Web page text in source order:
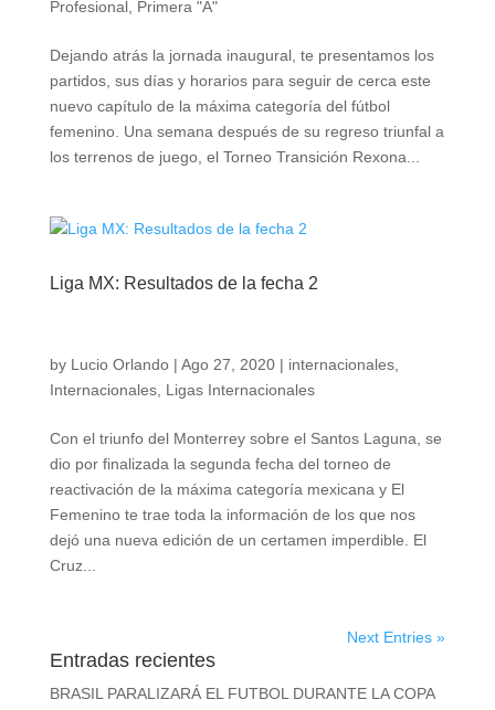
Profesional, Primera "A"
Dejando atrás la jornada inaugural, te presentamos los
partidos, sus días y horarios para seguir de cerca este
nuevo capítulo de la máxima categoría del fútbol
femenino. Una semana después de su regreso triunfal a
los terrenos de juego, el Torneo Transición Rexona...
Liga MX: Resultados de la fecha 2
by Lucio Orlando| Ago 27, 2020| internacionales,
Internacionales, Ligas Internacionales
Con el triunfo del Monterrey sobre el Santos Laguna, se
dio por finalizada la segunda fecha del torneo de
reactivación de la máxima categoría mexicana y El
Femenino te trae toda la información de los que nos
dejó una nueva edición de un certamen imperdible. El
Cruz...
Next Entries »
Entradas recientes
BRASIL PARALIZARÁ EL FUTBOL DURANTE LA COPA